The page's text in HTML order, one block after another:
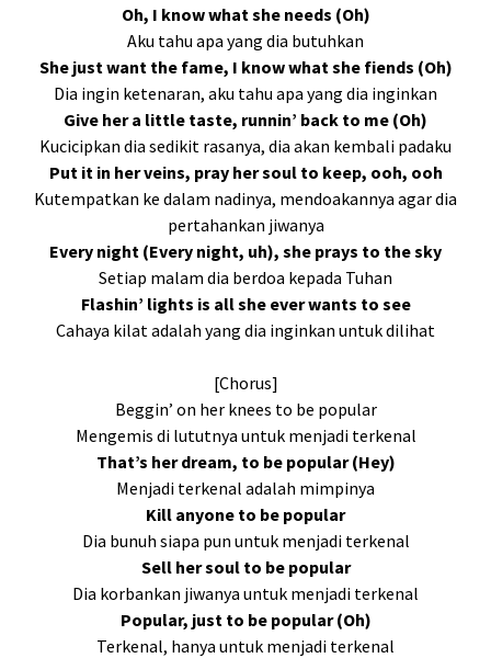
Oh, I know what she needs (Oh)
Aku tahu apa yang dia butuhkan
She just want the fame, I know what she fiends (Oh)
Dia ingin ketenaran, aku tahu apa yang dia inginkan
Give her a little taste, runnin’ back to me (Oh)
Kucicipkan dia sedikit rasanya, dia akan kembali padaku
Put it in her veins, pray her soul to keep, ooh, ooh
Kutempatkan ke dalam nadinya, mendoakannya agar dia
pertahankan jiwanya
Every night (Every night, uh), she prays to the sky
Setiap malam dia berdoa kepada Tuhan
Flashin’ lights is all she ever wants to see
Cahaya kilat adalah yang dia inginkan untuk dilihat
[Chorus]
Beggin’ on her knees to be popular
Mengemis di lututnya untuk menjadi terkenal
That’s her dream, to be popular (Hey)
Menjadi terkenal adalah mimpinya
Kill anyone to be popular
Dia bunuh siapa pun untuk menjadi terkenal
Sell her soul to be popular
Dia korbankan jiwanya untuk menjadi terkenal
Popular, just to be popular (Oh)
Terkenal, hanya untuk menjadi terkenal